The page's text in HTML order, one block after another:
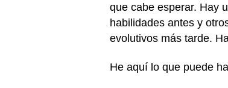
que cabe esperar. Hay
habilidades antes y
evolutivos más tarde.
He aquí lo que puede